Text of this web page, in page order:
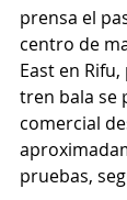
prensa el
centro de
East en
tren bala se
comercial
pruebas,